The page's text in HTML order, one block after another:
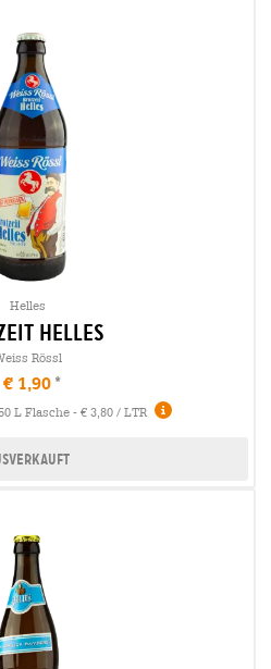
Helles
Helles
Rössl
€ 1,90
L Flasche - € 3,80 / LTR